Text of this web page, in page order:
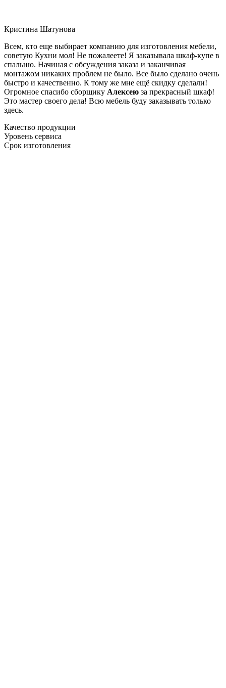
Кристина Шатунова
Всем, кто еще выбирает компанию для изготовления мебели,
советую Кухни мол! Не пожалеете! Я заказывала шкаф-купе в
спальню. Начиная с обсуждения заказа и заканчивая
монтажом никаких проблем не было. Все было сделано очень
быстро и качественно. К тому же мне ещё скидку сделали!
Огромное спасибо сборщику Алексею за прекрасный шкаф!
Это мастер своего дела! Всю мебель буду заказывать только
здесь.
Качество продукции
Уровень сервиса
Срок изготовления